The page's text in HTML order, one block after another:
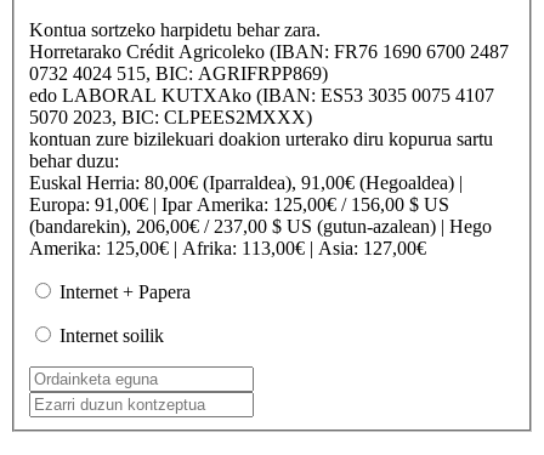
Kontua sortzeko harpidetu behar zara.
Horretarako Crédit Agricoleko (IBAN: FR76 1690 6700 2487
0732 4024 515, BIC: AGRIFRPP869)
edo LABORAL KUTXAko (IBAN: ES53 3035 0075 4107
5070 2023, BIC: CLPEES2MXXX)
kontuan zure bizilekuari doakion urterako diru kopurua sartu
behar duzu:
Euskal Herria: 80,00€ (Iparraldea), 91,00€ (Hegoaldea) |
Europa: 91,00€ | Ipar Amerika: 125,00€ / 156,00 $ US
(bandarekin), 206,00€ / 237,00 $ US (gutun-azalean) | Hego
Amerika: 125,00€ | Afrika: 113,00€ | Asia: 127,00€
Internet + Papera
Internet soilik